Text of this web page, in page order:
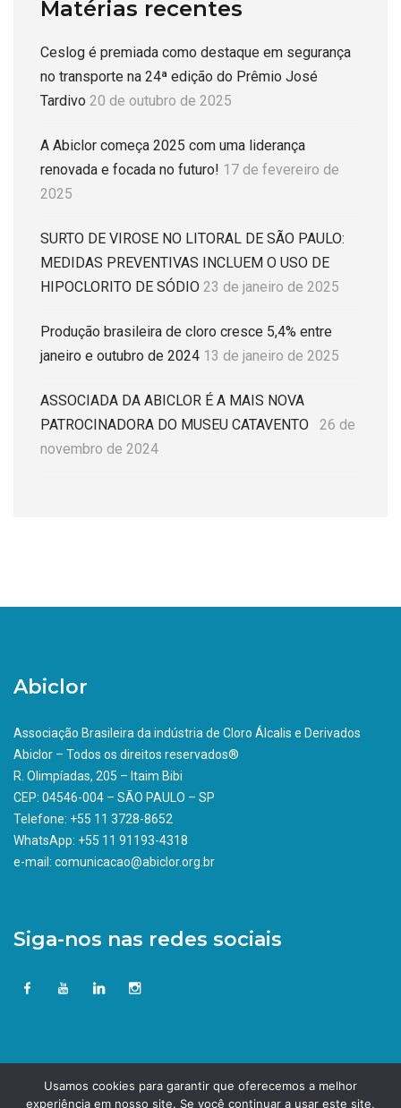
Matérias recentes
Ceslog é premiada como destaque em segurança
no transporte na 24ª edição do Prêmio José
Tardivo 20 de outubro de 2025
A Abiclor começa 2025 com uma liderança
renovada e focada no futuro! 17 de fevereiro de
2025
SURTO DE VIROSE NO LITORAL DE SÃO PAULO:
MEDIDAS PREVENTIVAS INCLUEM O USO DE
HIPOCLORITO DE SÓDIO 23 de janeiro de 2025
Produção brasileira de cloro cresce 5,4% entre
janeiro e outubro de 2024 13 de janeiro de 2025
ASSOCIADA DA ABICLOR É A MAIS NOVA
PATROCINADORA DO MUSEU CATAVENTO
26 de
novembro de 2024
Abiclor
Associação Brasileira da indústria de Cloro Álcalis e Derivados
Abiclor – Todos os direitos reservados®
R. Olimpíadas, 205 – Itaim Bibi
CEP: 04546-004 – SÃO PAULO – SP
Telefone: +55 11 3728-8652
WhatsApp: +55 11 91193-4318
e-mail: comunicacao@abiclor.org.br
Siga-nos nas redes sociais
Usamos cookies para garantir que oferecemos a melhor
experiência em nosso site. Se você continuar a usar este site,